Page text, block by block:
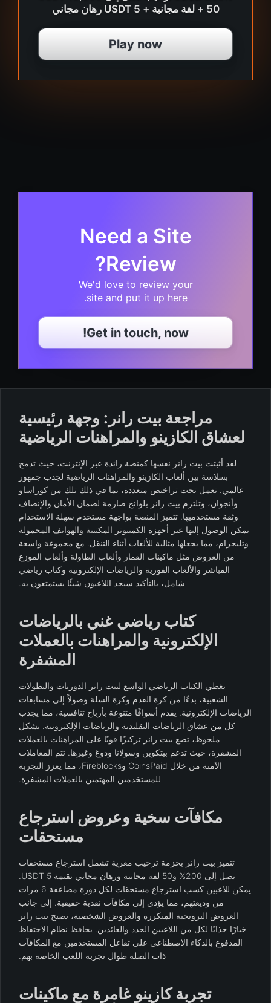
+ 50 لفة مجانية + 5 USDT رهان مجاني
Play now
Need a Site
Review?
We'd love to review your
site and put it up here.
Get in touch, now!
مراجعة بيت رانر: وجهة رئيسية
لعشاق الكازينو والمراهنات الرياضية
لقد أثبتت بيت رانر نفسها كمنصة رائدة عبر الإنترنت، حيث تدمج
بسلاسة بين ألعاب الكازينو والمراهنات الرياضية لجذب جمهور
عالمي. تعمل تحت تراخيص متعددة، بما في ذلك تلك من كوراساو
وأنجوان، وتلتزم بيت رانر بلوائح صارمة لضمان الأمان والإنصاف
وثقة مستخدميها. تتميز المنصة بواجهة مستخدم سهلة الاستخدام
يمكن الوصول إليها عبر أجهزة الكمبيوتر المكتبية والهواتف المحمولة
وتليجرام، مما يجعلها مثالية للألعاب أثناء التنقل. مع مجموعة واسعة
من العروض مثل ماكينات القمار وألعاب الطاولة وألعاب الموزع
المباشر والألعاب الفورية والرياضات الإلكترونية وكتاب رياضي
شامل، بالتأكيد سيجد اللاعبون شيئًا يستمتعون به.
كتاب رياضي غني بالرياضات
الإلكترونية والمراهنات بالعملات
المشفرة
يغطي الكتاب الرياضي الواسع لبيت رانر الدوريات والبطولات
الشعبية، بدءًا من كرة القدم وكرة السلة وصولاً إلى مسابقات
الرياضات الإلكترونية. يقدم أسواقًا متنوعة بأرباح تنافسية، مما يجذب
كل من عشاق الرياضات التقليدية والرياضات الإلكترونية. بشكل
ملحوظ، تضع بيت رانر تركيزًا قويًا على المراهنات بالعملات
المشفرة، حيث تدعم بيتكوين وسولانا ودوغ وغيرها. تتم المعاملات
الآمنة من خلال CoinsPaid وFireblocks، مما يعزز التجربة
للمستخدمين المهتمين بالعملات المشفرة.
مكافآت سخية وعروض استرجاع
مستحقات
تتميز بيت رانر بحزمة ترحيب مغرية تشمل استرجاع مستحقات
يصل إلى 200% و50 لفة مجانية ورهان مجاني بقيمة 5 USDT.
يمكن للاعبين كسب استرجاع مستحقات لكل دورة مضاعفة 6 مرات
من وديعتهم، مما يؤدي إلى مكافآت نقدية حقيقية. إلى جانب
العروض الترويجية المتكررة والعروض الشخصية، تصبح بيت رانر
خيارًا جذابًا لكل من اللاعبين الجدد والعائدين. يحافظ نظام الاحتفاظ
المدفوع بالذكاء الاصطناعي على تفاعل المستخدمين مع المكافآت
ذات الصلة طوال تجربة اللعب الخاصة بهم.
تجربة كازينو غامرة مع ماكينات